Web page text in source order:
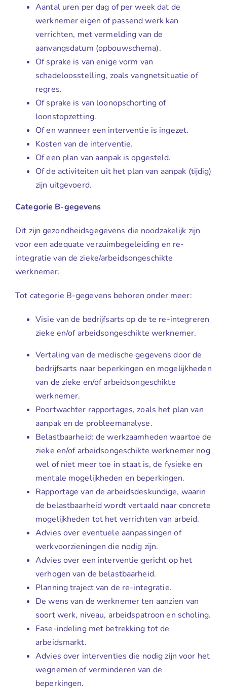
Aantal uren per dag of per week dat de
werknemer eigen of passend werk kan
verrichten, met vermelding van de
aanvangsdatum (opbouwschema).
Of sprake is van enige vorm van
schadeloosstelling, zoals vangnetsituatie of
regres.
Of sprake is van loonopschorting of
loonstopzetting.
Of en wanneer een interventie is ingezet.
Kosten van de interventie.
Of een plan van aanpak is opgesteld.
Of de activiteiten uit het plan van aanpak (tijdig)
zijn uitgevoerd.
Categorie B-gegevens
Dit zijn gezondheidsgegevens die noodzakelijk zijn
voor een adequate verzuimbegeleiding en re-
integratie van de zieke/arbeidsongeschikte
werknemer.
Tot categorie B-gegevens behoren onder meer:
Visie van de bedrijfsarts op de te re-integreren
zieke en/of arbeidsongeschikte werknemer.
Vertaling van de medische gegevens door de
bedrijfsarts naar beperkingen en mogelijkheden
van de zieke en/of arbeidsongeschikte
werknemer.
Poortwachter rapportages, zoals het plan van
aanpak en de probleemanalyse.
Belastbaarheid: de werkzaamheden waartoe de
zieke en/of arbeidsongeschikte werknemer nog
wel of niet meer toe in staat is, de fysieke en
mentale mogelijkheden en beperkingen.
Rapportage van de arbeidsdeskundige, waarin
de belastbaarheid wordt vertaald naar concrete
mogelijkheden tot het verrichten van arbeid.
Advies over eventuele aanpassingen of
werkvoorzieningen die nodig zijn.
Advies over een interventie gericht op het
verhogen van de belastbaarheid.
Planning traject van de re-integratie.
De wens van de werknemer ten aanzien van
soort werk, niveau, arbeidspatroon en scholing.
Fase-indeling met betrekking tot de
arbeidsmarkt.
Advies over interventies die nodig zijn voor het
wegnemen of verminderen van de
beperkingen.